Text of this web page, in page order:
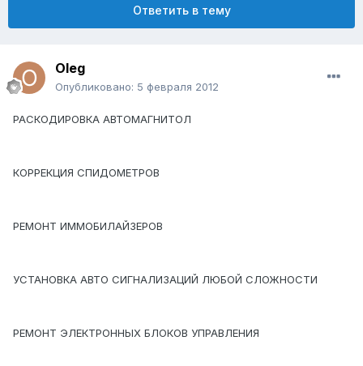
Ответить в тему
Oleg
Опубликовано: 5 февраля 2012
РАСКОДИРОВКА АВТОМАГНИТОЛ
КОРРЕКЦИЯ СПИДОМЕТРОВ
РЕМОНТ ИММОБИЛАЙЗЕРОВ
УСТАНОВКА АВТО СИГНАЛИЗАЦИЙ ЛЮБОЙ СЛОЖНОСТИ
РЕМОНТ ЭЛЕКТРОННЫХ БЛОКОВ УПРАВЛЕНИЯ